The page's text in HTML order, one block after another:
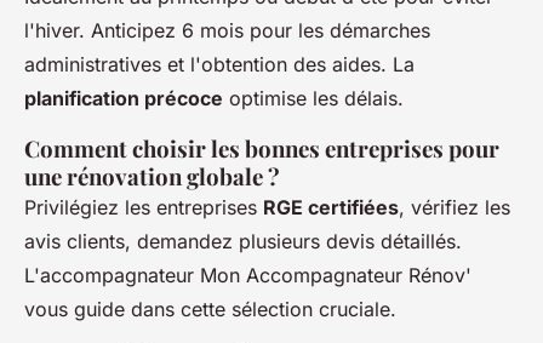
l'hiver. Anticipez 6 mois pour les démarches
administratives et l'obtention des aides. La
planification précoce optimise les délais.
Comment choisir les bonnes entreprises pour
une rénovation globale ?
Privilégiez les entreprises RGE certifiées, vérifiez les
avis clients, demandez plusieurs devis détaillés.
L'accompagnateur Mon Accompagnateur Rénov'
vous guide dans cette sélection cruciale.